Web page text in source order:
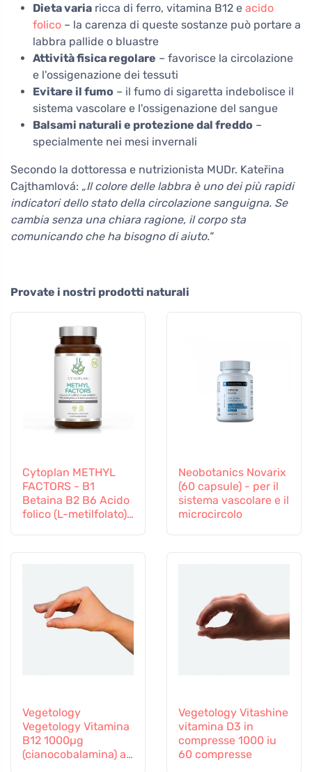
Dieta varia ricca di ferro, vitamina B12 e acido
folico – la carenza di queste sostanze può portare a
labbra pallide o bluastre
Attività fisica regolare – favorisce la circolazione
e l'ossigenazione dei tessuti
Evitare il fumo – il fumo di sigaretta indebolisce il
sistema vascolare e l'ossigenazione del sangue
Balsami naturali e protezione dal freddo –
specialmente nei mesi invernali
Secondo la dottoressa e nutrizionista MUDr. Kateřina
Cajthamlová: „Il colore delle labbra è uno dei più rapidi
indicatori dello stato della circolazione sanguigna. Se
cambia senza una chiara ragione, il corpo sta
comunicando che ha bisogno di aiuto."
Provate i nostri prodotti naturali
Cytoplan METHYL
FACTORS - B1
Betaina B2 B6 Acido
folico (L-metilfolato)
Neobotanics Novarix
(60 capsule) - per il
sistema vascolare e il
microcircolo
Vegetology
Vegetology Vitamina
B12 1000µg
(cianocobalamina) a
Vegetology Vitashine
vitamina D3 in
compresse 1000 iu
60 compresse